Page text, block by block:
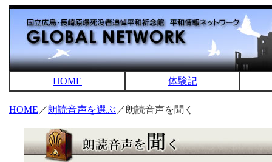
HOME 体験記
HOME ／朗読音声を選ぶ ／朗読音声を聞く